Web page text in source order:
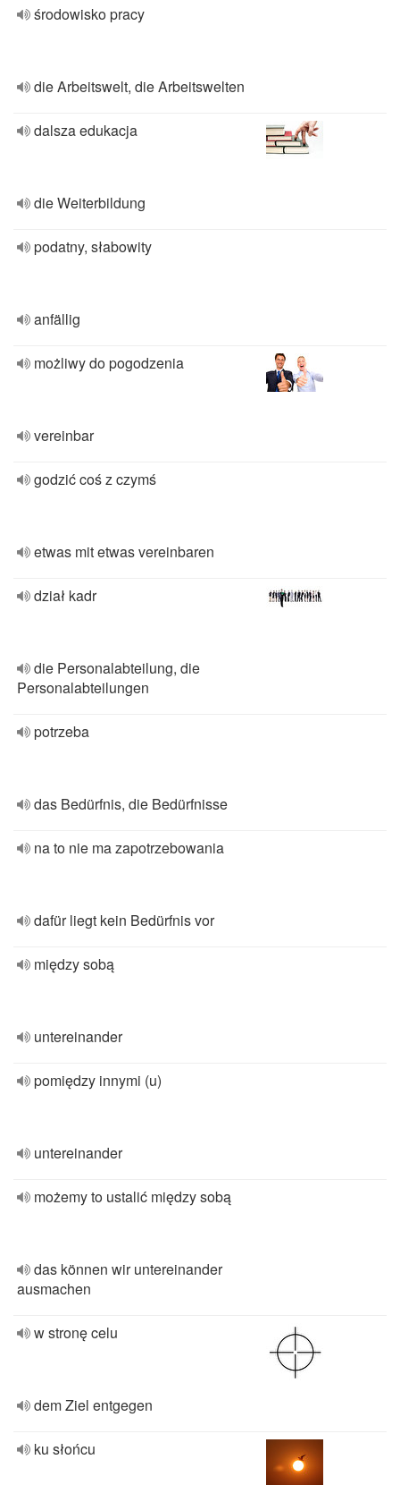
środowisko pracy
die Arbeitswelt, die Arbeitswelten
dalsza edukacja
die Weiterbildung
podatny, słabowity
anfällig
możliwy do pogodzenia
vereinbar
godzić coś z czymś
etwas mit etwas vereinbaren
dział kadr
die Personalabteilung, die
Personalabteilungen
potrzeba
das Bedürfnis, die Bedürfnisse
na to nie ma zapotrzebowania
dafür liegt kein Bedürfnis vor
między sobą
untereinander
pomiędzy innymi (u)
untereinander
możemy to ustalić między sobą
das können wir untereinander
ausmachen
w stronę celu
dem Ziel entgegen
ku słońcu